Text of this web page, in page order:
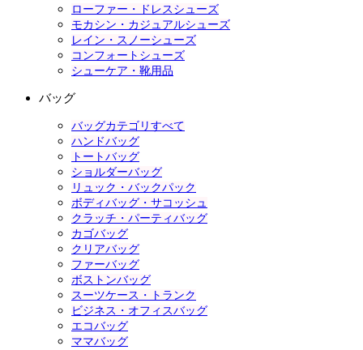
ローファー・ドレスシューズ
モカシン・カジュアルシューズ
レイン・スノーシューズ
コンフォートシューズ
シューケア・靴用品
バッグ
バッグカテゴリすべて
ハンドバッグ
トートバッグ
ショルダーバッグ
リュック・バックパック
ボディバッグ・サコッシュ
クラッチ・パーティバッグ
カゴバッグ
クリアバッグ
ファーバッグ
ボストンバッグ
スーツケース・トランク
ビジネス・オフィスバッグ
エコバッグ
ママバッグ